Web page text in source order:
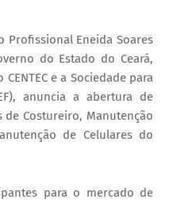
Profissional Eneida Soares
do Estado do Ceará,
e a Sociedade para
anuncia a abertura de
Costureiro, Manutenção
de Celulares do
para o mercado de